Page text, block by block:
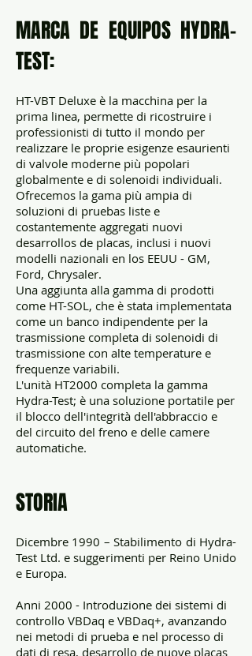
MARCA DE EQUIPOS HYDRA-
TEST:
HT-VBT Deluxe è la macchina per la
prima linea, permette di ricostruire i
professionisti di tutto il mondo per
realizzare le proprie esigenze esaurienti
di valvole moderne più popolari
globalmente e di solenoidi individuali.
Ofrecemos la gama più ampia di
soluzioni di pruebas liste e
costantemente aggregati nuovi
desarrollos de placas, inclusi i nuovi
modelli nazionali en los EEUU - GM,
Ford, Chrysaler.
Una aggiunta alla gamma di prodotti
come HT-SOL, che è stata implementata
come un banco indipendente per la
trasmissione completa di solenoidi di
trasmissione con alte temperature e
frequenze variabili.
L'unità HT2000 completa la gamma
Hydra-Test; è una soluzione portatile per
il blocco dell'integrità dell'abbraccio e
del circuito del freno e delle camere
automatiche.
STORIA
Dicembre 1990 – Stabilimento di Hydra-
Test Ltd. e suggerimenti per Reino Unido
e Europa.
Anni 2000 - Introduzione dei sistemi di
controllo VBDaq e VBDaq+, avanzando
nei metodi di prueba e nel processo di
dati di resa, desarrollo de nuove placas